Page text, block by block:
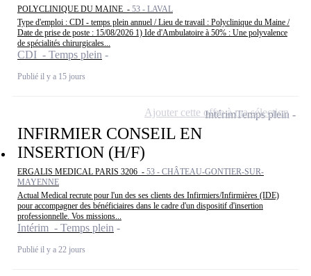
POLYCLINIQUE DU MAINE - 53 - LAVAL
Type d'emploi : CDI - temps plein annuel / Lieu de travail : Polyclinique du Maine /
Date de prise de poste : 15/08/2026 1) Ide d'Ambulatoire à 50% : Une polyvalence
de spécialités chirurgicales...
CDI - Temps plein
Publié il y a 15 jours
INFIRMIER CONSEIL EN
INSERTION (H/F)
ERGALIS MEDICAL PARIS 3206 - 53 - CHÂTEAU-GONTIER-SUR-
MAYENNE
Actual Medical recrute pour l'un des ses clients des Infirmiers/Infirmières (IDE)
pour accompagner des bénéficiaires dans le cadre d'un dispositif d'insertion
professionnelle. Vos missions...
Intérim - Temps plein
Publié il y a 22 jours
IntérimTemps plein
Ajouter cette offre à ma sélection